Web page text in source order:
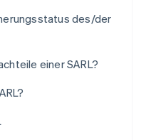
des/der
einer SARL?